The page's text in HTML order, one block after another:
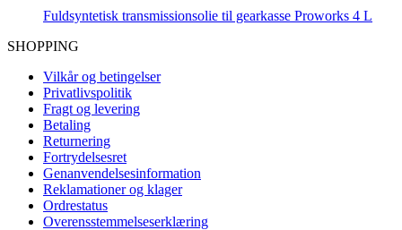
Fuldsyntetisk transmissionsolie til gearkasse Proworks 4 L
SHOPPING
Vilkår og betingelser
Privatlivspolitik
Fragt og levering
Betaling
Returnering
Fortrydelsesret
Genanvendelsesinformation
Reklamationer og klager
Ordrestatus
Overensstemmelseserklæring